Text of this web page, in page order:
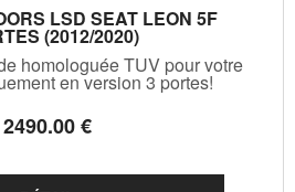
LSD SEAT LEON 5F
(2012/2020)
homologuée TUV pour votre
en version 3 portes!
2490.00€